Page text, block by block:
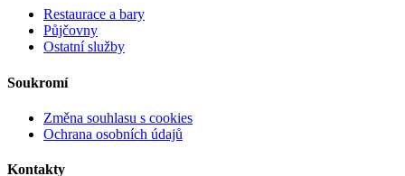
Restaurace a bary
Půjčovny
Ostatní služby
Soukromí
Změna souhlasu s cookies
Ochrana osobních údajů
Kontakty